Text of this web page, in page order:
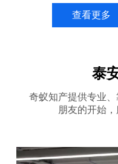
查看更多
泰
奇蚁知产提供专业
朋友的开始